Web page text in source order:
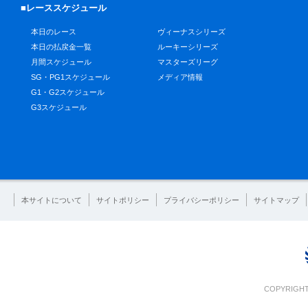
■レーススケジュール
本日のレース
本日の払戻金一覧
月間スケジュール
SG・PG1スケジュール
G1・G2スケジュール
G3スケジュール
ヴィーナスシリーズ
ルーキーシリーズ
マスターズリーグ
メディア情報
本サイトについて サイトポリシー プライバシーポリシー サイトマップ